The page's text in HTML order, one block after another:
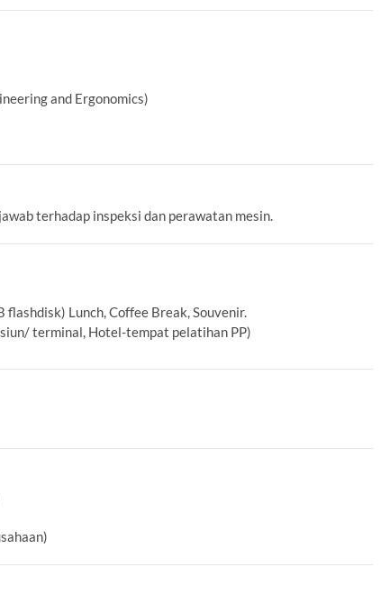
and Ergonomics)
terhadap inspeksi dan perawatan mesin.
Lunch, Coffee Break, Souvenir.
terminal, Hotel-tempat pelatihan PP)